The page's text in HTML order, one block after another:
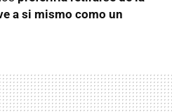
a si mismo como un